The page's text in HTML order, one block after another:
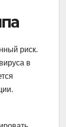
риск.
в